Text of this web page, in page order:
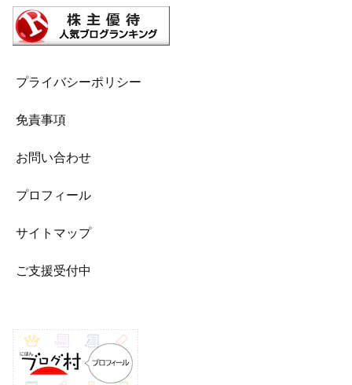
プライバシーポリシー
免責事項
お問い合わせ
プロフィール
サイトマップ
ご支援受付中